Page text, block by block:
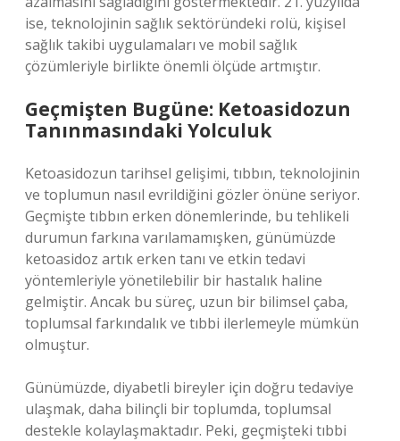
ise, teknolojinin sağlık sektöründeki rolü, kişisel
sağlık takibi uygulamaları ve mobil sağlık
çözümleriyle birlikte önemli ölçüde artmıştır.
Geçmişten Bugüne: Ketoasidozun
Tanınmasındaki Yolculuk
Ketoasidozun tarihsel gelişimi, tıbbın, teknolojinin
ve toplumun nasıl evrildiğini gözler önüne seriyor.
Geçmişte tıbbın erken dönemlerinde, bu tehlikeli
durumun farkına varılamamışken, günümüzde
ketoasidoz artık erken tanı ve etkin tedavi
yöntemleriyle yönetilebilir bir hastalık haline
gelmiştir. Ancak bu süreç, uzun bir bilimsel çaba,
toplumsal farkındalık ve tıbbi ilerlemeyle mümkün
olmuştur.
Günümüzde, diyabetli bireyler için doğru tedaviye
ulaşmak, daha bilinçli bir toplumda, toplumsal
destekle kolaylaşmaktadır. Peki, geçmişteki tıbbi